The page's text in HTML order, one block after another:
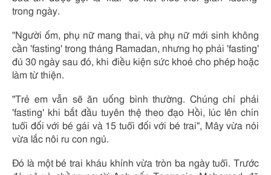
trong ngày.
"Người ốm, phụ nữ mang thai, và phụ nữ mới sinh không
cần 'fasting' trong tháng Ramadan, nhưng họ phải 'fasting'
đủ 30 ngày sau đó, khi điều kiện sức khoẻ cho phép hoặc
làm từ thiện.
"Trẻ em vẫn sẽ ăn uống bình thường. Chúng chỉ phải
'fasting' khi bắt đầu tuyên thệ theo đạo Hồi, lúc lên chín
tuổi đối với bé gái và 15 tuổi đối với bé trai", Mây vừa nói
vừa lắc nôi ru con ngủ.
Đó là một bé trai kháu khỉnh vừa tròn ba ngày tuổi. Trước